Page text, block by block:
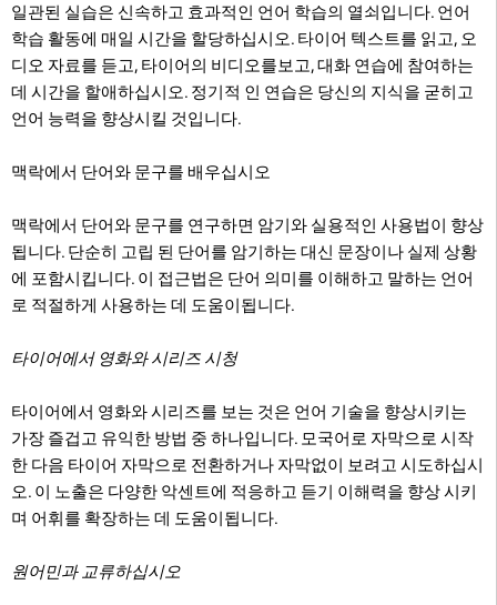
일관된 실습은 신속하고 효과적인 언어 학습의 열쇠입니다. 언어
학습 활동에 매일 시간을 할당하십시오. 타이어 텍스트를 읽고, 오
디오 자료를 듣고, 타이어의 비디오를보고, 대화 연습에 참여하는
데 시간을 할애하십시오. 정기적 인 연습은 당신의 지식을 굳히고
언어 능력을 향상시킬 것입니다.
맥락에서 단어와 문구를 배우십시오
맥락에서 단어와 문구를 연구하면 암기와 실용적인 사용법이 향상
됩니다. 단순히 고립 된 단어를 암기하는 대신 문장이나 실제 상황
에 포함시킵니다. 이 접근법은 단어 의미를 이해하고 말하는 언어
로 적절하게 사용하는 데 도움이됩니다.
타이어에서 영화와 시리즈 시청
타이어에서 영화와 시리즈를 보는 것은 언어 기술을 향상시키는
가장 즐겁고 유익한 방법 중 하나입니다. 모국어로 자막으로 시작
한 다음 타이어 자막으로 전환하거나 자막없이 보려고 시도하십시
오. 이 노출은 다양한 악센트에 적응하고 듣기 이해력을 향상 시키
며 어휘를 확장하는 데 도움이됩니다.
원어민과 교류하십시오